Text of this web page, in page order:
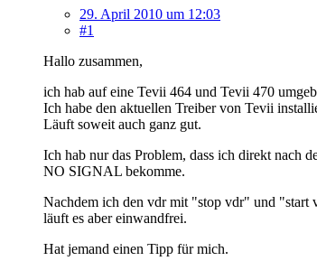
29. April 2010 um 12:03
#1
Hallo zusammen,
ich hab auf eine Tevii 464 und Tevii 470
Ich habe den aktuellen Treiber von Tevii
Läuft soweit auch ganz gut.
Ich hab nur das Problem, dass ich direkt nach
NO SIGNAL bekomme.
Nachdem ich den vdr mit "stop vdr" und "start
läuft es aber einwandfrei.
Hat jemand einen Tipp für mich.